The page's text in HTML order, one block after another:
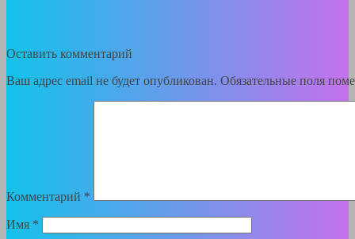
Оставить комментарий
Ваш адрес email не будет опубликован. Обязательные поля
Комментарий *
Имя *